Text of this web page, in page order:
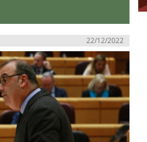
22/12/2022